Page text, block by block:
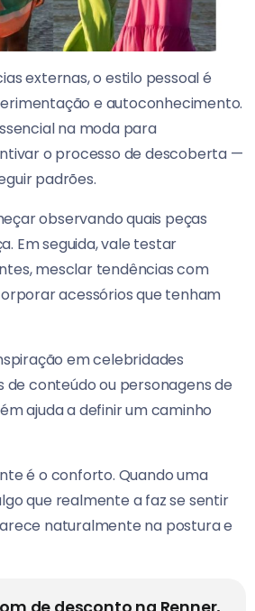
externas, o estilo pessoal é
e autoconhecimento.
na moda para
o processo de descoberta —
padrões.
observando quais peças
Em seguida, vale testar
mesclar tendências com
acessórios que tenham
em celebridades
de conteúdo ou personagens de
ajuda a definir um caminho
é o conforto. Quando uma
que realmente a faz se sentir
naturalmente na postura e